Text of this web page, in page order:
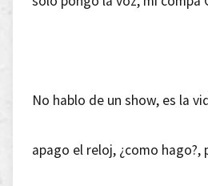
No hablo de un show, es la
apago el reloj, ¿como hago?,